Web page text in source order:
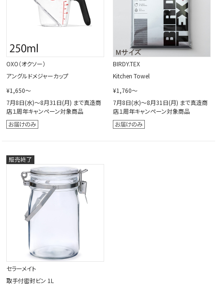
OXO（オクソー）
アングルドメジャーカップ
¥1,650～
7月8日(水)～8月31日(月) まで真造商
店１周年キャンペーン対象商品
BIRDY.TEX
Kitchen Towel
¥1,760～
7月8日(水)～8月31日(月) まで真造商
店１周年キャンペーン対象商品
セラーメイト
取手付密封ビン 1L